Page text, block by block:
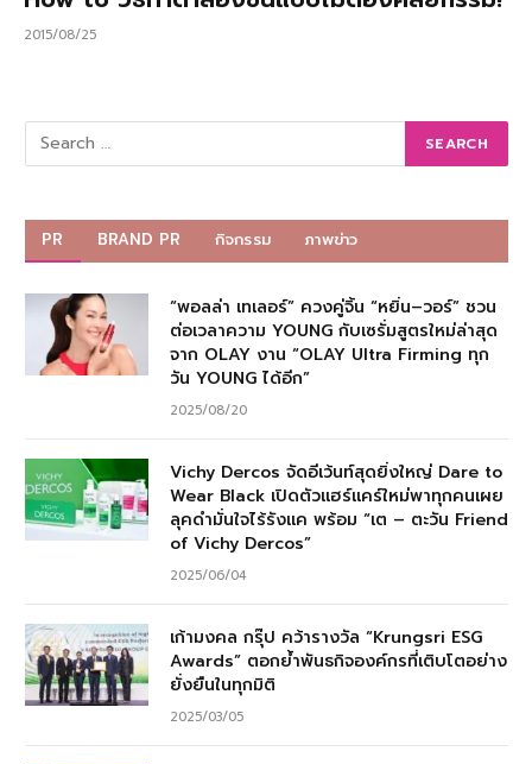
2015/08/25
PR BRAND PR กิจกรรม ภาพข่าว
“พอลล่า เทเลอร์” ควงคู่จิ้น “หยิ่น–วอร์” ชวน
ต่อเวลาความ YOUNG กับเซรั่มสูตรใหม่ล่าสุด
จาก OLAY งาน “OLAY Ultra Firming ทุก
วัน YOUNG ได้อีก”
2025/08/20
Vichy Dercos จัดอีเว้นท์สุดยิ่งใหญ่ Dare to
Wear Black เปิดตัวแฮร์แคร์ใหม่พาทุกคนเผย
ลุคดำมั่นใจไร้รังแค พร้อม “เต – ตะวัน Friend
of Vichy Dercos”
2025/06/04
เก้ามงคล กรุ๊ป คว้ารางวัล “Krungsri ESG
Awards” ตอกย้ำพันธกิจองค์กรที่เติบโตอย่าง
ยั่งยืนในทุกมิติ
2025/03/05